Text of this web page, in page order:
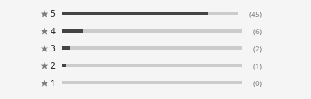
★ 5 (45)
★ 4 (6)
★ 3 (2)
★ 2 (1)
★ 1 (0)